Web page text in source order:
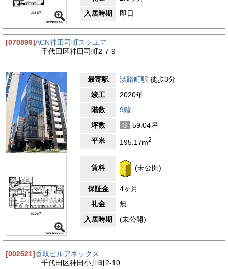
入居時期
即日
[070899]ACN神田司町スクエア
千代田区神田司町2-7-9
最寄駅 淡路町駅 徒歩3分
竣工
2020年
階数
9階
坪数
G
59.04坪
平米
195.17m2
賃料 (未公開)
保証金
4ヶ月
礼金
無
入居時期
(未公開)
[002521]香取ビルアネックス
千代田区神田小川町2-10